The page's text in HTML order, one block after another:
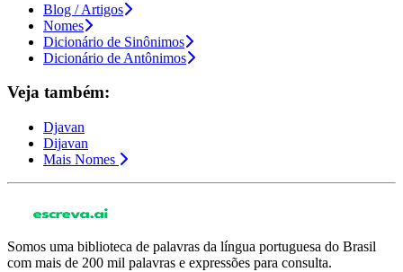
Blog / Artigos
Nomes
Dicionário de Sinônimos
Dicionário de Antônimos
Veja também:
Djavan
Dijavan
Mais Nomes
Somos uma biblioteca de palavras da língua portuguesa do Brasil
com mais de 200 mil palavras e expressões para consulta.